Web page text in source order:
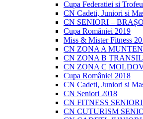
Cupa Federatiei si
CN Cadeti, Juniori si
CN SENIORI –
Cupa României 2019
Miss & Mister Fitness
CN ZONA A
CN ZONA B
CN ZONA C
Cupa României 2018
CN Cadeti, Juniori si
CN Seniori 2018
CN FITNESS
CN CUTURISM